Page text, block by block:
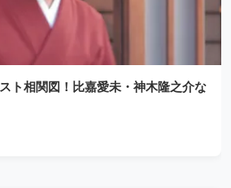
ト相関図！比嘉愛未・神木隆之介な